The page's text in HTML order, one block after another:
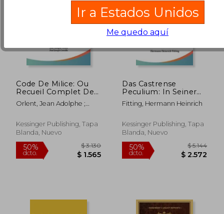
40%
dcto. $ 8.681
50%
dcto. $
Code De Milice: Ou
Recueil Complet Des
Lois Sur La Matiere
(1835) (en Francés)
Orlent, Jean Adolphe ;
Kessinger Publishing, Tapa
Blanda, Nuevo
Das Castrense
Peculium: In Seiner
Geschichtlichen
Entwickelung Und
Gemeinrechtlichen
Geltung (1871) (en
Fitting, Hermann Heinrich
Kessinger Publishing, Tapa
Blanda, Nuevo
Ir a Estados Unidos
Me quedo aquí